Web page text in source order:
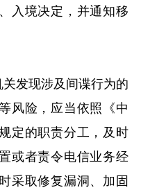
入境决定，并通知移
发现涉及间谍行为的
风险，应当依照《中
定的职责分工，及时
或者责令电信业务经
采取修复漏洞、加固